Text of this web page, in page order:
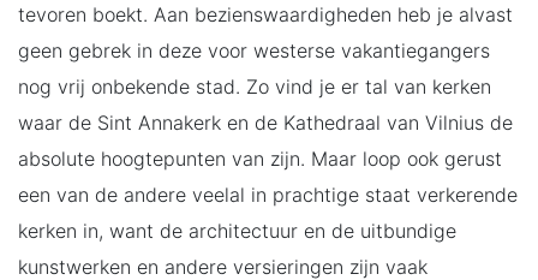
tevoren boekt. Aan bezienswaardigheden heb je alvast
geen gebrek in deze voor westerse vakantiegangers
nog vrij onbekende stad. Zo vind je er tal van kerken
waar de Sint Annakerk en de Kathedraal van Vilnius de
absolute hoogtepunten van zijn. Maar loop ook gerust
een van de andere veelal in prachtige staat verkerende
kerken in, want de architectuur en de uitbundige
kunstwerken en andere versieringen zijn vaak